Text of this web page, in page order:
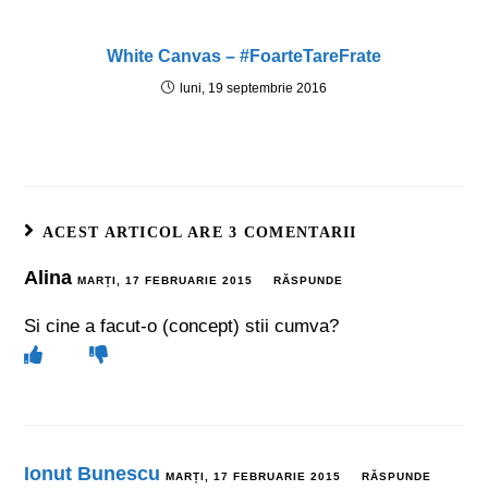
White Canvas – #FoarteTareFrate
luni, 19 septembrie 2016
ACEST ARTICOL ARE 3 COMENTARII
AlinaMARȚI, 17 FEBRUARIE 2015 RĂSPUNDE
Si cine a facut-o (concept) stii cumva?
Ionut Bunescu MARȚI, 17 FEBRUARIE 2015 RĂSPUNDE